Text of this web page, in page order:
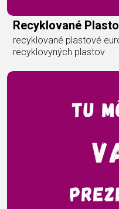
Recyklované
recyklované plastové
recyklovyných plastov